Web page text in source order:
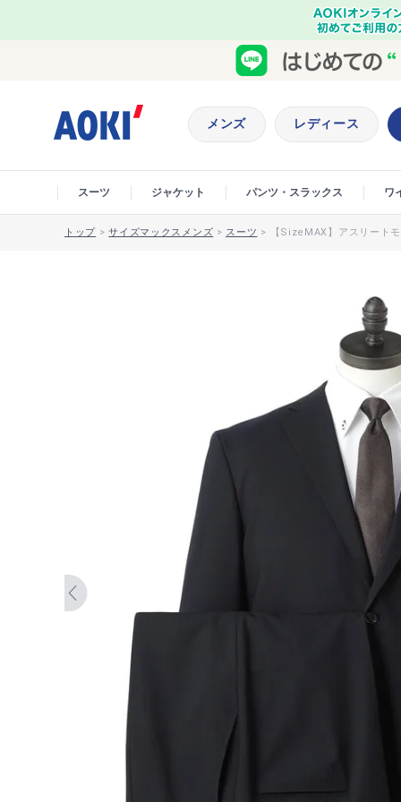
メンズ レディース
スーツ ジャケット パンツ・スラックス ワ
トップ >サイズマックスメンズ > スーツ > 【SizeMAX】アスリート